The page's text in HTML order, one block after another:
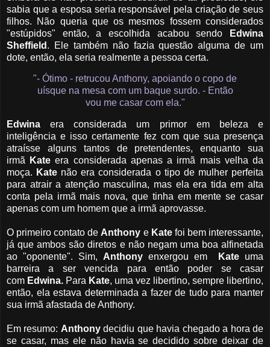
sabia que a esposa seria responsável pela criação de seus
filhos. Não queria que os mesmos fossem considerados
"estúpidos" então, a escolhida acabou sendo
Edwina
Sheffield . Ele também não fazia questão alguma de um
dote, então, ela seria realmente a pessoa certa.
"- Ótimo - retrucou Anthony, apoiando o copo de
uísque na mesa com um baque surdo. - Então
vou me casar com ela."
Edwina era considerada um primor em beleza e
inteligência e isso certamente fez com que sua presença
atraísse alguns tantos de pretendentes, enquanto sua
irmã
Kate era considerada apenas a irmã mais velha da
moça. Kate não era considerada o tipo de mulher perfeita
para atrair a atenção masculina, mas ela era tida em alta
conta pela irmã mais nova, que tinha em mente se casar
apenas com um homem que a irmã aprovasse.
O primeiro contato de Anthony e Katefoi bem interessante,
já que ambos são diretos e não negam uma boa alfinetada
ao "oponente". Sim, Anthony enxergou em Kate uma
barreira a ser vencida para então poder se casar
com Edwina. Para Kate, uma vez libertino, sempre libertino,
então, ela estava determinada a fazer de tudo para manter
sua irmã afastada de Anthony.
Em resumo: Anthonydecidiu que havia chegado a hora de
se casar, mas ele não havia se decidido sobre deixar de